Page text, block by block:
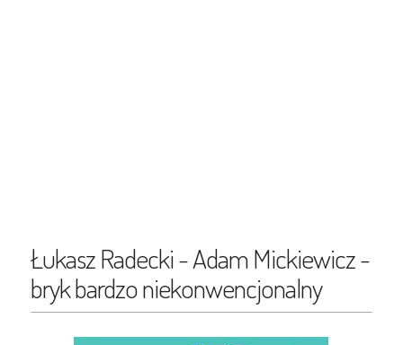
Łukasz Radecki - Adam Mickiewicz -
bryk bardzo niekonwencjonalny